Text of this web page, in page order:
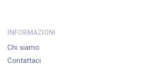
INFORMAZIONI
Chi siamo
Contattaci